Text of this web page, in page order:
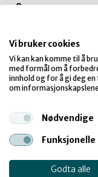
Å være
Da kommunen
av alt ønsket seg
svaret enstemmig:
sagt, så gjort: hele
i sentrum, som
for barn og unge.
jobber
Vi bruker cookies
Vi kan kan komme til å
med formål om å
innhold og for å gi deg
om
Nødvendige
Funksjonelle
Godta alle